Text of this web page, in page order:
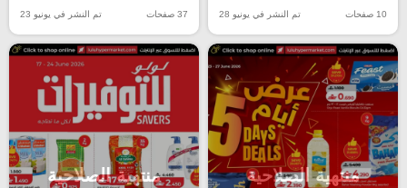
10 صفحات تم النشر في يونيو 28 37 صفحات تم النشر في يونيو 23
منتهية الصلاحية منتهية الصلاحية